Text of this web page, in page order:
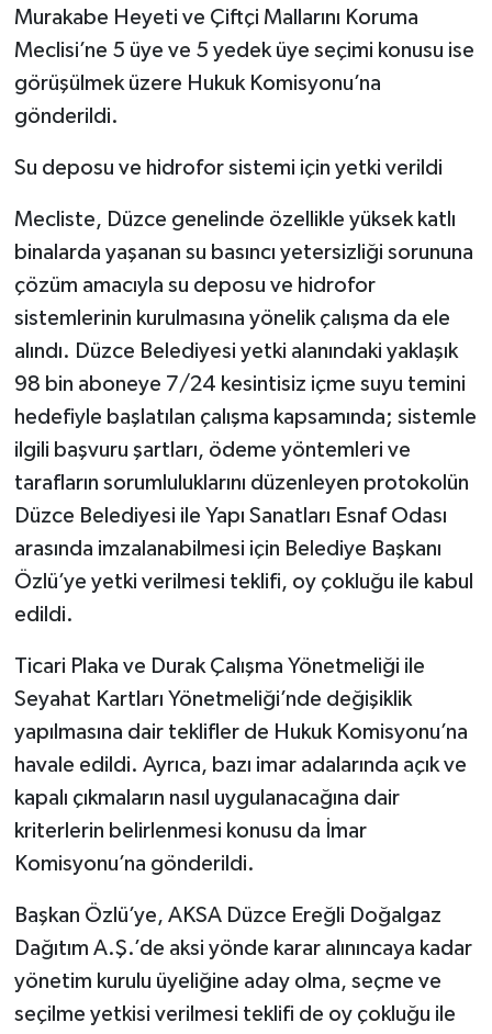
Murakabe Heyeti ve Çiftçi Mallarını Koruma
Meclisi’ne 5 üye ve 5 yedek üye seçimi konusu ise
görüşülmek üzere Hukuk Komisyonu’na
gönderildi.
Su deposu ve hidrofor sistemi için yetki verildi
Mecliste, Düzce genelinde özellikle yüksek katlı
binalarda yaşanan su basıncı yetersizliği sorununa
çözüm amacıyla su deposu ve hidrofor
sistemlerinin kurulmasına yönelik çalışma da ele
alındı. Düzce Belediyesi yetki alanındaki yaklaşık
98 bin aboneye 7/24 kesintisiz içme suyu temini
hedefiyle başlatılan çalışma kapsamında; sistemle
ilgili başvuru şartları, ödeme yöntemleri ve
tarafların sorumluluklarını düzenleyen protokolün
Düzce Belediyesi ile Yapı Sanatları Esnaf Odası
arasında imzalanabilmesi için Belediye Başkanı
Özlü’ye yetki verilmesi teklifi, oy çokluğu ile kabul
edildi.
Ticari Plaka ve Durak Çalışma Yönetmeliği ile
Seyahat Kartları Yönetmeliği’nde değişiklik
yapılmasına dair teklifler de Hukuk Komisyonu’na
havale edildi. Ayrıca, bazı imar adalarında açık ve
kapalı çıkmaların nasıl uygulanacağına dair
kriterlerin belirlenmesi konusu da İmar
Komisyonu’na gönderildi.
Başkan Özlü’ye, AKSA Düzce Ereğli Doğalgaz
Dağıtım A.Ş.’de aksi yönde karar alınıncaya kadar
yönetim kurulu üyeliğine aday olma, seçme ve
seçilme yetkisi verilmesi teklifi de oy çokluğu ile